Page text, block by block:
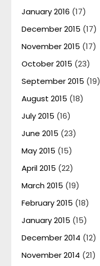
January 2016 (17)
December 2015 (17)
November 2015 (17)
October 2015 (23)
September 2015 (19)
August 2015 (18)
July 2015 (16)
June 2015 (23)
May 2015 (15)
April 2015 (22)
March 2015 (19)
February 2015 (18)
January 2015 (15)
December 2014 (12)
November 2014 (21)